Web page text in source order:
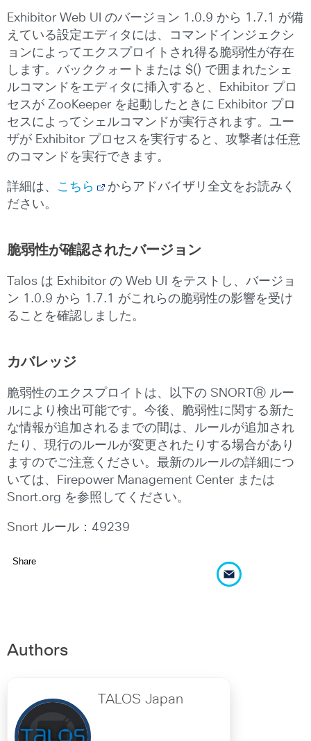
Exhibitor Web UI のバージョン 1.0.9 から 1.7.1 が備
えている設定エディタには、コマンドインジェクシ
ョンによってエクスプロイトされ得る脆弱性が存在
します。バッククォートまたは $() で囲まれたシェ
ルコマンドをエディタに挿入すると、Exhibitor プロ
セスが ZooKeeper を起動したときに Exhibitor プロ
セスによってシェルコマンドが実行されます。ユー
ザが Exhibitor プロセスを実行すると、攻撃者は任意
のコマンドを実行できます。
詳細は、 こちら
からアドバイザリ全文をお読みく
ださい。
脆弱性が確認されたバージョン
Talos は Exhibitor の Web UI をテストし、バージョ
ン 1.0.9 から 1.7.1 がこれらの脆弱性の影響を受け
ることを確認しました。
カバレッジ
脆弱性のエクスプロイトは、以下の SNORTⓇ ルー
ルにより検出可能です。今後、脆弱性に関する新た
な情報が追加されるまでの間は、ルールが追加され
たり、現行のルールが変更されたりする場合があり
ますのでご注意ください。最新のルールの詳細につ
いては、Firepower Management Center または
Snort.org を参照してください。
Snort ルール：49239
Share
Authors
TALOS Japan